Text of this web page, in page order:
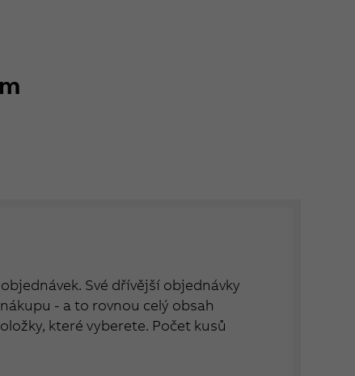
Své dřívější objednávky
- a to rovnou celý obsah
které vyberete. Počet kusů